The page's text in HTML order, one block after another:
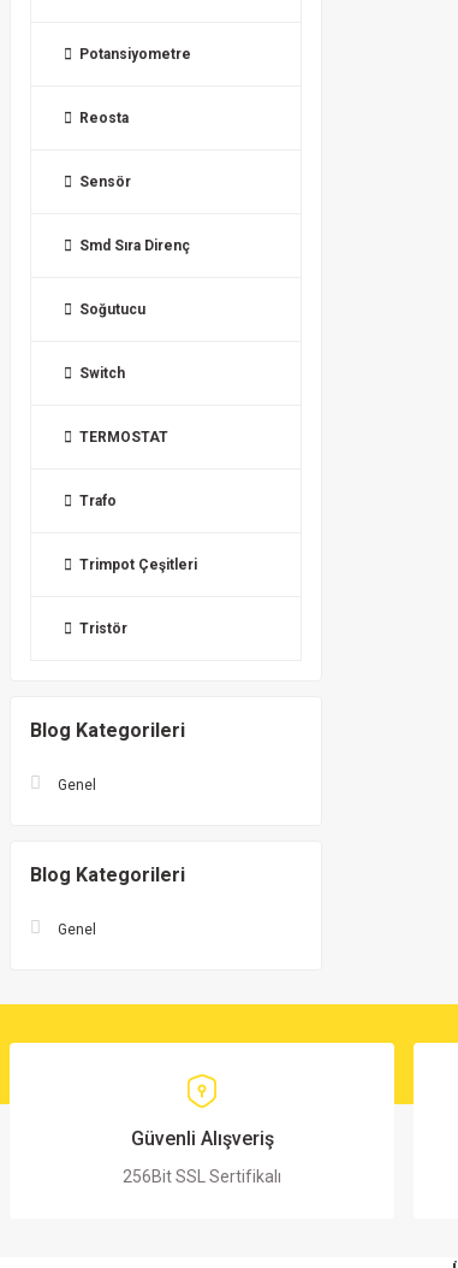
Potansiyometre
Reosta
Sensör
Smd Sıra Direnç
Soğutucu
Switch
TERMOSTAT
Trafo
Trimpot Çeşitleri
Tristör
Blog Kategorileri
Genel
Blog Kategorileri
Genel
Güvenli Alışveriş
256Bit SSL Sertifikalı